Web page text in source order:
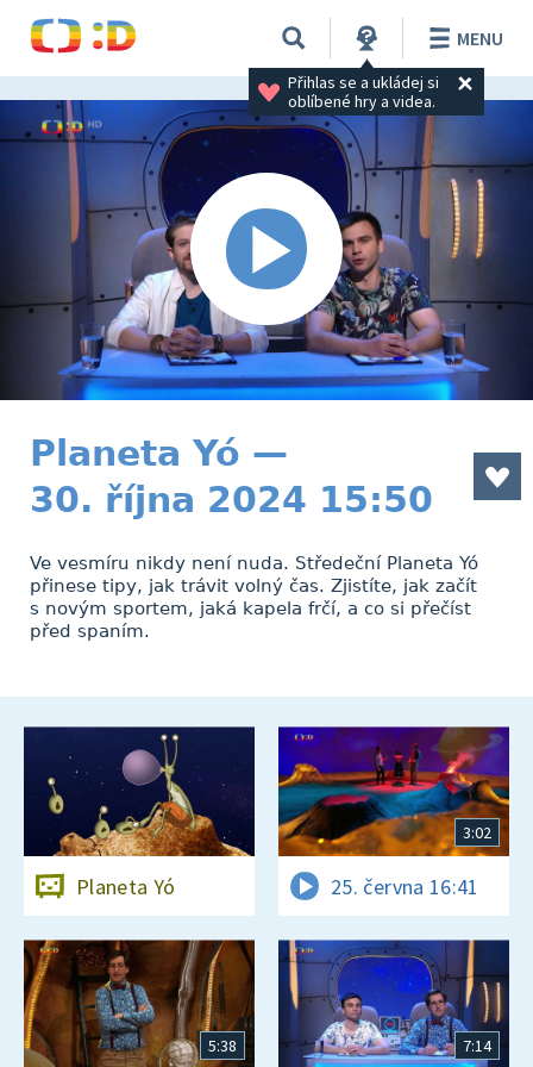
Přihlas se a ukládej si
oblíbené hry a videa.
MENU
Planeta Yó —
30. října 2024 15:50
Ve vesmíru nikdy není nuda. Středeční Planeta Yó
přinese tipy, jak trávit volný čas. Zjistíte, jak začít
s novým sportem, jaká kapela frčí, a co si přečíst
před spaním.
Planeta Yó
3:02
25. června 16:41
5:38 7:14